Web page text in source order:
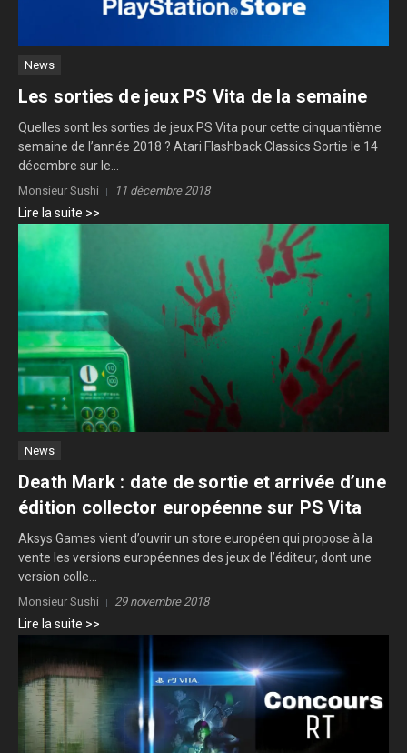
News
Les sorties de jeux PS Vita de la semaine
Quelles sont les sorties de jeux PS Vita pour cette cinquantième
semaine de l’année 2018 ? Atari Flashback Classics Sortie le 14
décembre sur le...
Monsieur Sushi 11 décembre 2018
Lire la suite >>
News
Death Mark : date de sortie et arrivée d’une
édition collector européenne sur PS Vita
Aksys Games vient d’ouvrir un store européen qui propose à la
vente les versions européennes des jeux de l’éditeur, dont une
version colle...
Monsieur Sushi 29 novembre 2018
Lire la suite >>